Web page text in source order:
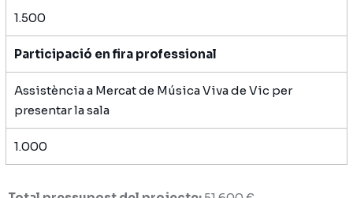
1.500
Participació en fira professional
Assistència a Mercat de Música Viva de Vic per
presentar la sala
1.000